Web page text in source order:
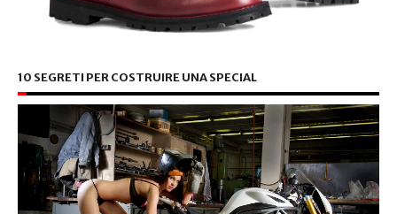
10 SEGRETI PER COSTRUIRE UNA SPECIAL